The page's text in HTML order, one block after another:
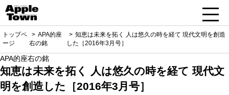
トップペ
ージ
APA的座
右の銘
知恵は未来を拓く 人は悠久の時を経て 現代文明を創造
した［2016年3月号］
APA的座右の銘
知恵は未来を拓く 人は悠久の時を経て 現代文
明を創造した［2016年3月号］